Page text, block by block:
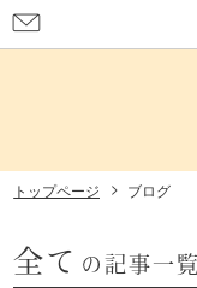
問
せ
トップページ ブログ
全て の記事一覧